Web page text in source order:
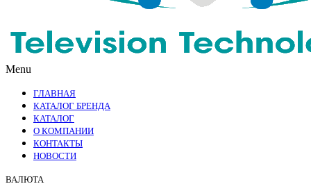
Menu
ГЛАВНАЯ
КАТАЛОГ БРЕНДА
КАТАЛОГ
О КОМПАНИИ
КОНТАКТЫ
НОВОСТИ
ВАЛЮТА